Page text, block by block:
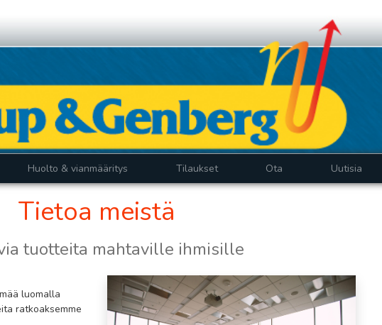
Huolto & vianmääritys Tilaukset Ota Uutisia
Tietoa meistä
tuotteita mahtaville ihmisille
luomalla
ratkoaksemme